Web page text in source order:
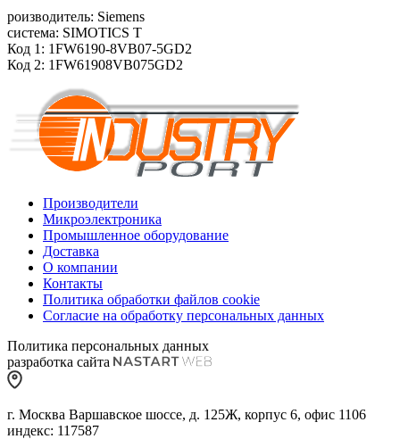
роизводитель: Siemens
система: SIMOTICS T
Код 1: 1FW6190-8VB07-5GD2
Код 2: 1FW61908VB075GD2
Производители
Микроэлектроника
Промышленное оборудование
Доставка
О компании
Контакты
Политика обработки файлов cookie
Согласие на обработку персональных данных
Политика персональных данных
разработка сайта
г. Москва Варшавское шоссе, д. 125Ж, корпус 6, офис 1106
индекс: 117587